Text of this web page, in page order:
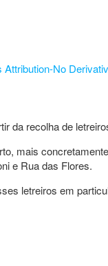
No
da recolha de
mais
e Rua das Flores.
letreiros em